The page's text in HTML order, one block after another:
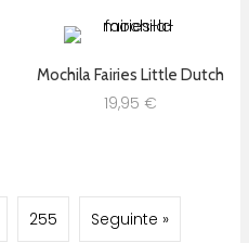
Mochila Fairies Little Dutch
19,95 €
255 Seguinte »